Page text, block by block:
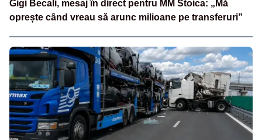
Gigi Becali, mesaj în direct pentru MM Stoica: „Mă
oprește când vreau să arunc milioane pe transferuri”